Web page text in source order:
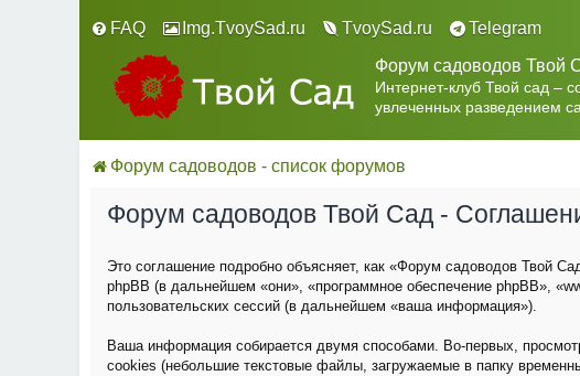
FAQ Img.TvoySad.ru TvoySad.ru
Telegram
Форум садоводов Твой
Интернет-клуб Твой сад –
увлеченных разведением
Форум садоводов - список форумов
Форум садоводов Твой Сад -
Это соглашение подробно объясняет, как «Форум садоводов Твой
phpBB (в дальнейшем «они», «программное обеспечение phpBB»,
пользовательских сессий (в дальнейшем «ваша информация»).
Ваша информация собирается двумя способами. Во-первых,
cookies (небольшие текстовые файлы, загружаемые в папку